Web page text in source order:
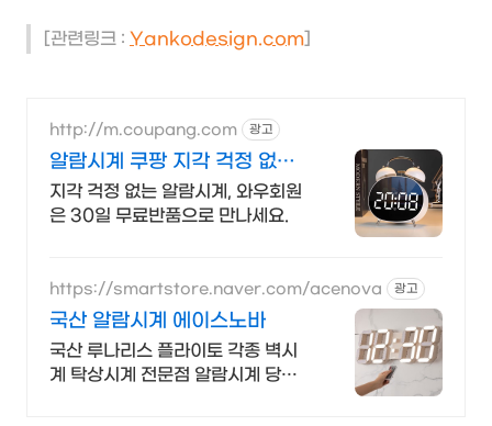
[관련링크 : Yankodesign.com]
http://m.coupang.com 광고
알람시계 쿠팡 지각 걱정 없는
아침
지각 걱정 없는 알람시계, 와우회원
은 30일 무료반품으로 만나세요.
https://smartstore.naver.com/acenova 광고
국산 알람시계 에이스노바
국산 루나리스 플라이토 각종 벽시
계 탁상시계 전문점 알람시계 당일